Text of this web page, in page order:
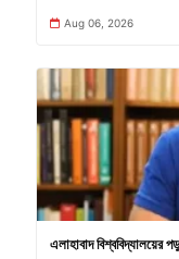
Aug 06, 2026
এলাহাবাদ বিশ্ববিদ্যালয়ের